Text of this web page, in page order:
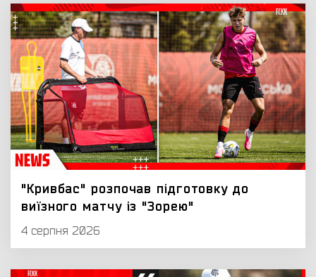
"Кривбас" розпочав підготовку до
виїзного матчу із "Зорею"
4 серпня 2026